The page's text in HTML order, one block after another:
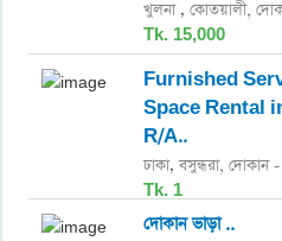
খুলনা ,কোতয়ালী,
Tk. 15,000
Furnished
Space Rental
R/A..
ঢাকা,বসুন্ধরা, দোকান -
Tk. 1
দোকান ভাড়া ..